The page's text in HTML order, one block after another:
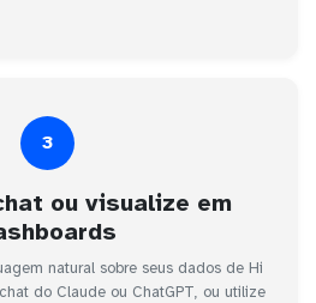
3
ou visualize em
natural sobre seus dados de Hi
do Claude ou ChatGPT, ou utilize